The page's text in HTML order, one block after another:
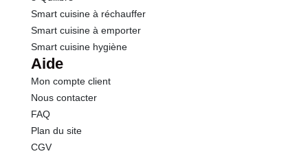
Smart cuisine à réchauffer
Smart cuisine à emporter
Smart cuisine hygiène
Aide
Mon compte client
Nous contacter
FAQ
Plan du site
CGV